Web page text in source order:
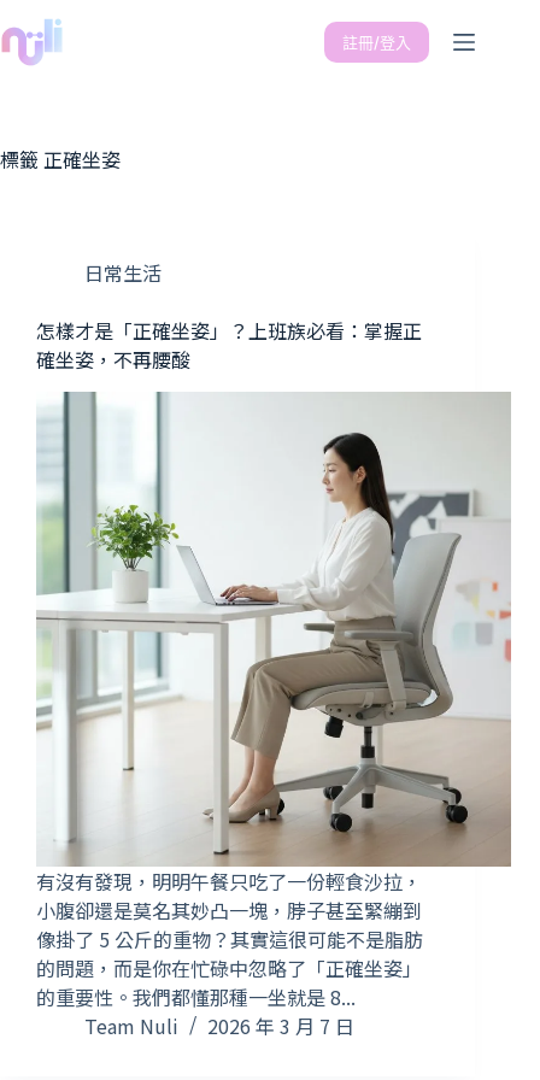
註冊/登入
標籤 正確坐姿
日常生活
怎樣才是「正確坐姿」？上班族必看：掌握正
確坐姿，不再腰酸
有沒有發現，明明午餐只吃了一份輕食沙拉，
小腹卻還是莫名其妙凸一塊，脖子甚至緊繃到
像掛了 5 公斤的重物？其實這很可能不是脂肪
的問題，而是你在忙碌中忽略了「正確坐姿」
的重要性。我們都懂那種一坐就是 8...
Team Nuli
2026 年 3 月 7 日